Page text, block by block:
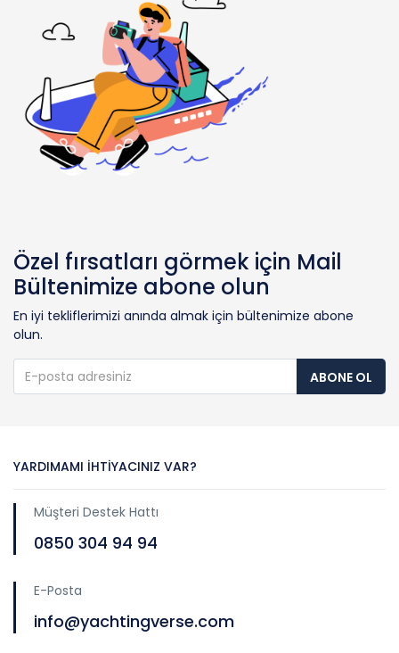
Özel fırsatları görmek için Mail
Bültenimize abone olun
En iyi tekliflerimizi anında almak için bültenimize abone
olun.
ABONE OL
YARDIMAMI İHTIYACINIZ VAR?
Müşteri Destek Hattı
0850 304 94 94
E-Posta
info@yachtingverse.com